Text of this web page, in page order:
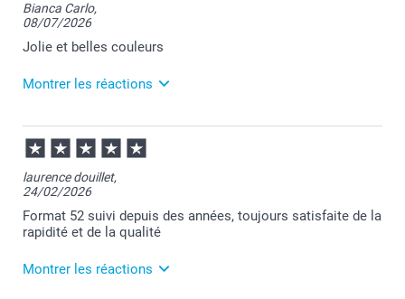
Bianca Carlo,
08/07/2026
Jolie et belles couleurs
Montrer les réactions
09/07/2026
07:18
Bonjour Bianca,
Merci pour votre commande et je suis ravie
d'apprendre que vous appréciez votre album.
Je reste à votre écoute et je vous souhaite une belle
Cordialement,
Florence@smartphoto
laurence douillet,
24/02/2026
Format 52 suivi depuis des années, toujours satisfaite de la
rapidité et de la qualité
Montrer les réactions